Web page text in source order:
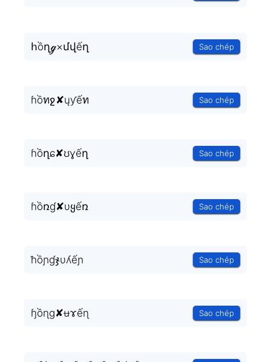
հồղℊ×մվếղ Sao chép
ɦồทջ✘ųƴếท Sao chép
ɦồղɕ✘ʊɣếղ Sao chép
ɦồռɠ✘υყếռ Sao chép
ħồɲɠჯυʎếɲ Sao chép
ɧồɳɡ✘ʉɤếɳ Sao chép